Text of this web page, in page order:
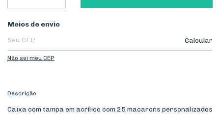
Entregas para o CEP:
Meios de envio
Calcular
Não sei meu CEP
Descrição
Caixa com tampa em acrílico com 25 macarons personalizados